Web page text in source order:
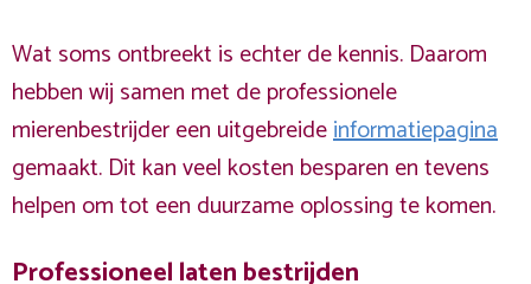
Wat soms ontbreekt is echter de kennis. Daarom
hebben wij samen met de professionele
mierenbestrijder een uitgebreideinformatiepagina
gemaakt. Dit kan veel kosten besparen en tevens
helpen om tot een duurzame oplossing te komen.
Professioneel laten bestrijden